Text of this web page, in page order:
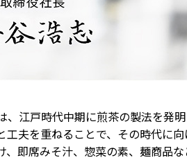
、江戸時代中期に煎茶の製法を発
工夫を重ねることで、その時代に
、即席みそ汁、惣菜の素、麺商品